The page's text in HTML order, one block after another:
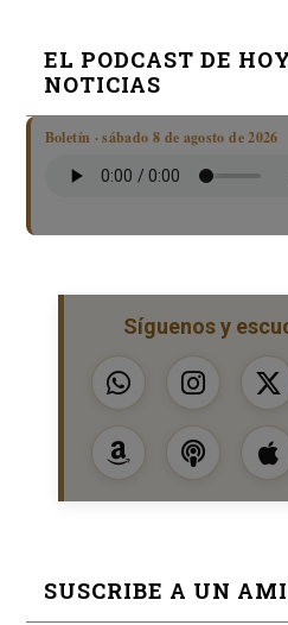
EL PODCAST DE
NOTICIAS
Boletín · sábado 8 de agosto de 2026
Síguenos y
SUSCRIBE A UN